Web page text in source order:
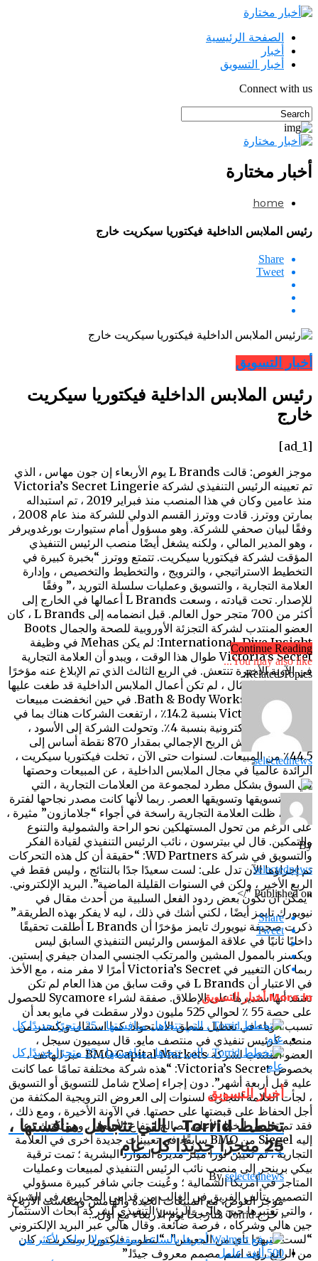
الصفحة الرئيسية
أخبار
أخبار التسويق
Connect with us
أخبار مختارة
home
رئيس الملابس الداخلية فيكتوريا سيكريت خارج
Share
Tweet
أخبار التسويق
رئيس الملابس الداخلية فيكتوريا سيكريت
خارج
[ad_1]
موجز الغوص: قالت L Brands يوم الأربعاء إن جون مهاس ، الذي
تم تعيينه الرئيس التنفيذي لشركة Victoria’s Secret Lingerie
منذ عامين وكان في هذا المنصب منذ فبراير 2019 ، تم استبداله
بمارتن ووترز. قادت ووترز القسم الدولي للشركة منذ عام 2008 ،
وفقًا لبيان صحفي للشركة. وهو مسؤول أمام ستيوارت بورغدويرفر
، وهو المدير المالي ، ولكنه يشغل أيضًا منصب الرئيس التنفيذي
المؤقت لشركة فيكتوريا سيكريت. تتمتع ووترز “بخبرة كبيرة في
التخطيط الاستراتيجي ، والترويج ، والتخطيط والتخصيص ، وإدارة
العلامة التجارية ، والتسويق وعمليات سلسلة التوريد ،” وفقًا
للإصدار. تحت قيادته ، وسعت L Brands أعمالها في الخارج إلى
أكثر من 700 متجر حول العالم. قبل انضمامه إلى L Brands ، كان
العضو المنتدب لشركة التجزئة الأوروبية للصحة والجمال Boots
International. Dive Insight: لم يكن Mehas في وظيفة
Victoria’s Secret طوال هذا الوقت ، ويبدو أن العلامة التجارية
في الآونة الأخيرة تنتعش. في الربع الثالث الذي تم الإبلاغ عنه مؤخرًا
، على سبيل المثال ، لم تكن أعمال الملابس الداخلية قد طغت عليها
سلسلة الأخوة Bath & Body Works. في حين انخفضت مبيعات
Victoria’s Secret بنسبة 14.2٪ ، ارتفعت الشركات هناك بما في
ذلك التجارة الإلكترونية بنسبة 4٪. وتحولت الشركة إلى الأسود ،
حيث توسع هامش الربح الإجمالي بمقدار 870 نقطة أساس إلى
44.5٪ من المبيعات. لسنوات حتى الآن ، تخلت فيكتوريا سيكريت ،
الرائدة عالمياً في مجال الملابس الداخلية ، عن المبيعات وحصتها
في السوق بشكل مطرد لمجموعة من العلامات التجارية ، التي
تواكب تسويقها وتسويقها العصر. ربما لأنها كانت مصدر نجاحها لفترة
طويلة ، ظلت العلامة التجارية راسخة في أجواء “جلامازون” مثيرة ،
على الرغم من تحول المستهلكين نحو الراحة والشمولية والتنوع
والتمكين. قال لي بيترسون ، نائب الرئيس التنفيذي لقيادة الفكر
والتسويق في شركة WD Partners: “حقيقة أن كل هذه التحركات
تم إجراؤها الآن تدل على: لست سعيدًا جدًا بالنتائج ، وليس فقط في
الربع الأخير ، ولكن في السنوات القليلة الماضية”. البريد الإلكتروني.
“يمكن أن تكون بعض ردود الفعل السلبية من أحدث مقال في
نيويورك تايمز أيضًا ، لكني أشك في ذلك ، ليه لا يفكر بهذه الطريقة.”
ذكرت صحيفة نيويورك تايمز مؤخرًا أن L Brands أطلقت تحقيقًا
داخليًا ثانيًا في علاقة المؤسس والرئيس التنفيذي السابق ليس
ويكسنر بالممول المشين والمرتكب الجنسي المدان جيفري إبستين.
ربما كان التغيير في Victoria’s Secret أمرًا لا مفر منه ، مع الأخذ
في الاعتبار أن L Brands في وقت سابق من هذا العام لم تكن
تعتقد أنها ستديرها على الإطلاق. صفقة لشراء Sycamore للحصول
على حصة 55 ٪ لحوالي 525 مليون دولار سقطت في مايو بعد أن
تسبب الوباء في تعطيل منطق الاستحواذ. كما استقال ويكسنر من
منصبه كرئيس تنفيذي في منتصف مايو. قال سيميون سيجل ،
العضو المنتدب لشركة BMO Capital Markets عبر الهاتف ،
بخصوص Victoria’s Secret: “هذه شركة مختلفة تمامًا عما كانت
عليه قبل أربعة أشهر”. دون إجراء إصلاح شامل للتسويق أو التسويق
، لجأت العلامة التجارية لسنوات إلى العروض الترويجية المكثفة من
أجل الحفاظ على قبضتها على حصتها. في الآونة الأخيرة ، ومع ذلك ،
فقد تم تقليص الخط الأعلى لصالح ارتفاع الأسعار ، وهو تكتيك دعا
إليه Siegel من BMO سابقًا. في تعيينات جديدة أخرى في العلامة
التجارية ، تم تعيين لورا ميلر مديرة الموارد البشرية ؛ تمت ترقية
بيكي برينجر إلى منصب نائب الرئيس التنفيذي لمبيعات وعمليات
المتاجر في أمريكا الشمالية ؛ وعُينت جاني شافر كبيرة مسؤولي
التصميم. يتألف الفريق في الغالب من قدامى المحاربين في الشركة
، والتي تعتبرها جين هالي ، الرئيس التنفيذي لشركة أبحاث الاستثمار
جين هالي وشركاه ، فرصة ضائعة. وقال هالي عبر البريد الإلكتروني
“لست منبهرًا بأي من المعينين”. “لتطوير فيكتوريا سيكريت ، كان
من الرائع رؤية اسم مصمم معروف جيدًا.”
Continue Reading
You may also like...
Related Topics:
selectednews
By
selectednews
Published on
"/>
Share
Tweet
More in أخبار التسويق
أخبار التسويق
تخطط Torrid ، التي تتجاهل منافستها ،
25 متجرًا جديدًا كل عام
Byselectednews
موجز الغوص: مع المبيعات الجيدة والهامش ومكاسب الأرباح
، خرج Torrid متأرجحًا يوم الأربعاء مع أول...